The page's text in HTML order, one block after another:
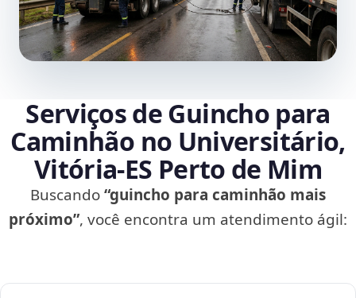
Serviços de Guincho para
Caminhão no Universitário,
Vitória‑ES Perto de Mim
Buscando“guincho para caminhão mais
próximo”, você encontra um atendimento ágil: